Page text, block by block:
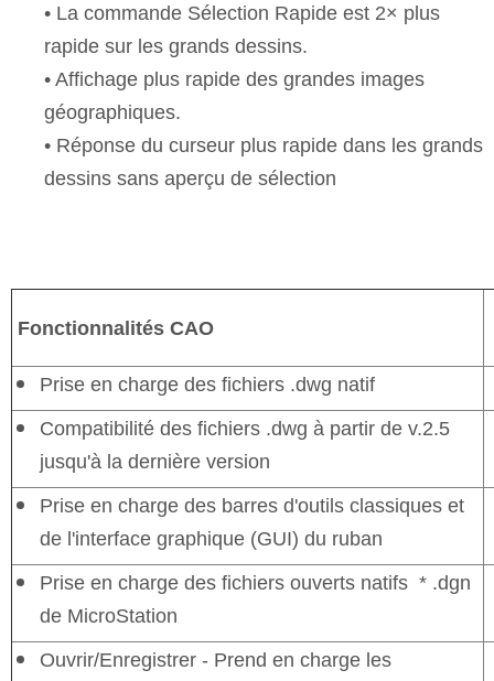
• La commande Sélection Rapide est 2× plus
rapide sur les grands dessins.
• Affichage plus rapide des grandes images
géographiques.
• Réponse du curseur plus rapide dans les grands
dessins sans aperçu de sélection
Fonctionnalités CAO
Prise en charge des fichiers .dwg natif
Compatibilité des fichiers .dwg à partir de v.2.5
jusqu'à la dernière version
Prise en charge des barres d'outils classiques et
de l'interface graphique (GUI) du ruban
Prise en charge des fichiers ouverts natifs * .dgn
de MicroStation
Ouvrir/Enregistrer - Prend en charge les